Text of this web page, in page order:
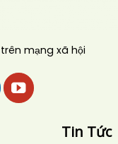
mạng xã hội
Tin Tức